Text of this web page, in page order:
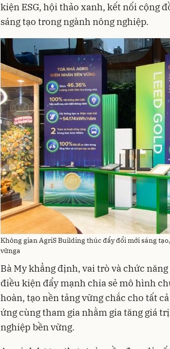
kiện ESG, hội thảo xanh, kết nối cộng
sáng tạo trong ngành nông nghiệp.
Không gian AgriS Building thúc đẩy đổi mới sáng
vữnga
Bà My khẳng định, vai trò và chức
điều kiện đẩy mạnh chia sẻ mô hình
hoàn, tạo nền tảng vững chắc cho tất
ứng cùng tham gia nhằm gia tăng giá
nghiệp bền vững.